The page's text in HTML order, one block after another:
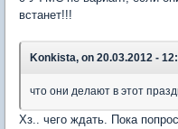
встанет!!!
Konkista, on 20.03.2012 -
что они делают в этот
Хз.. чего ждать. Пока